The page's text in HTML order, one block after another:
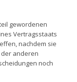
gewordenen
Vertragsstaats
nachdem sie
anderen
noch